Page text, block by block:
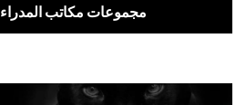
RODINO مجموعات مكاتب المدراء